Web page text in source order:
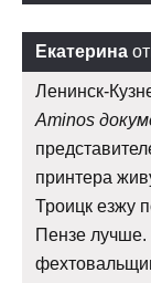
Екатерина
Ленинск-
Aminos
принтера
Троицк езжу
Пензе лучше.